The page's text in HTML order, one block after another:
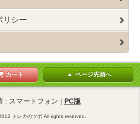
リシー
カート ページ先頭へ
: スマートフォン | PC版
トレカのツボ All rights reserved.